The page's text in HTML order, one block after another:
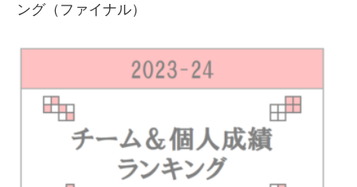
ング（ファイナル）